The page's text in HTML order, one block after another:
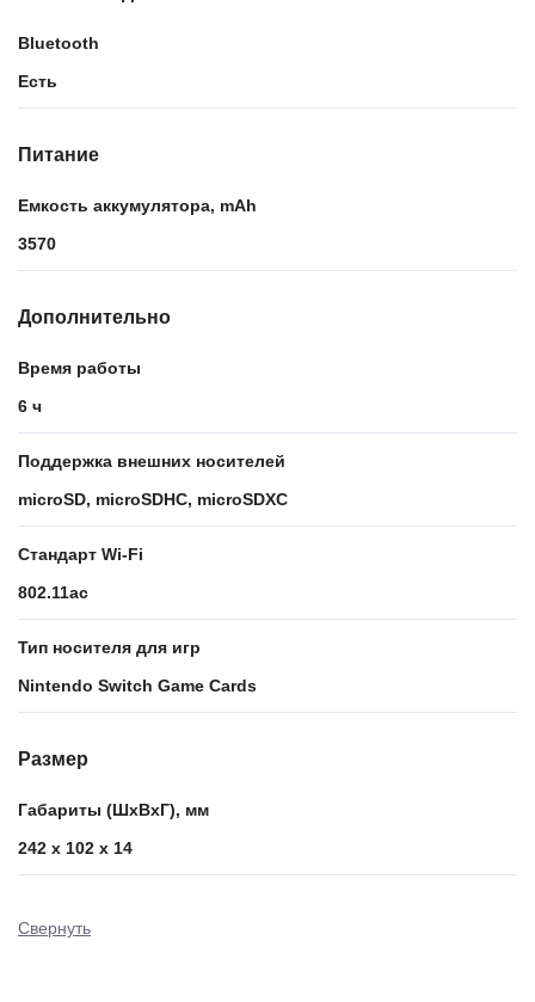
Bluetooth
Есть
Питание
Емкость аккумулятора, mAh
3570
Дополнительно
Время работы
6 ч
Поддержка внешних носителей
microSD, microSDHC, microSDXC
Стандарт Wi-Fi
802.11ac
Тип носителя для игр
Nintendo Switch Game Cards
Размер
Габариты (ШxВxГ), мм
242 x 102 x 14
Свернуть